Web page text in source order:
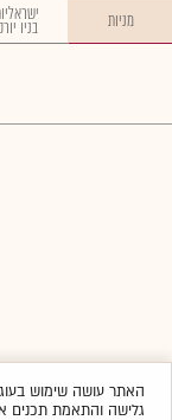
מניות בניו
גלישה והתאמת תכנים